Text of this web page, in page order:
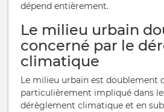
dépend entièrement.
Le milieu urbain
concerné par le
climatique
Le milieu urbain est doublement
particulièrement impliqué dans
dérèglement climatique et en